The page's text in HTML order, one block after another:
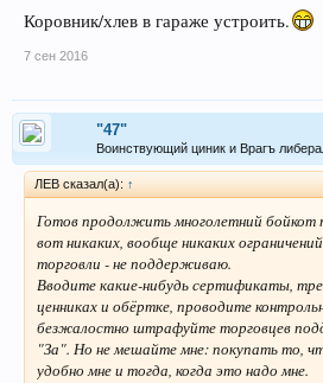
Коровник/хлев в гараже устроить.
7 сен 2016
"47"
Воинствующий циник и Врагъ
ЛEB сказал(а): ↑
Готов продолжить многолетний бойкот
вот никаких, вообще никаких
торговли - не поддерживаю.
Вводите какие-нибудь сертификаты,
ценниках и обёртке, проводите
безжалостно штрафуйте торговцев
"За". Но не мешайте мне: покупать то,
удобно мне и тогда, когда это надо мне.